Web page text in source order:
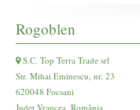
Rogoblen
S.C. Top Terra Trade srl
Str. Mihai Eminescu, nr. 23
620048 Focsani
Județ Vrancea, România